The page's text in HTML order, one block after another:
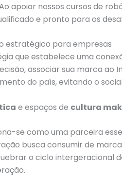
apoiar nossos cursos de
e pronto para os
estratégico para empresas
que estabelece uma
associar sua marca ao
do país, evitando o
e espaços de cultura
se como uma parceira
busca consumir de
o ciclo intergeracional